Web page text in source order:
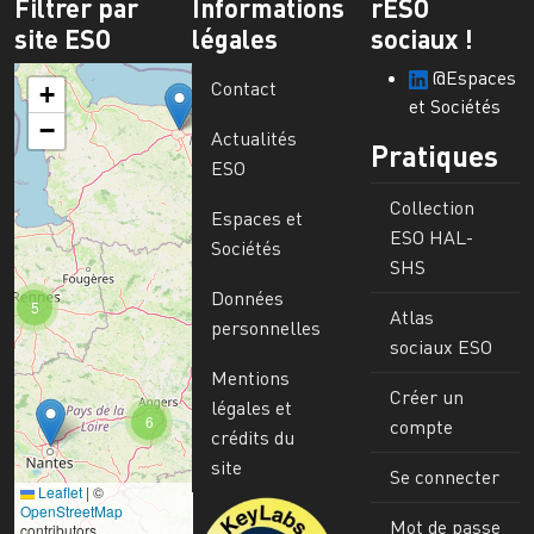
Filtrer par
site ESO
6
5
+
−
Leaflet | ©
OpenStreetMap
contributors
Informations
légales
Contact
Actualités
ESO
Espaces et
Sociétés
Données
personnelles
Mentions
légales et
crédits du
site
Image
rESO
sociaux !
@Espaces
et Sociétés
Pratiques
Collection
ESO HAL-
SHS
Atlas
sociaux ESO
Créer un
compte
Se connecter
Mot de passe